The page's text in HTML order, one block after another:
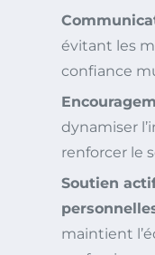
évitant les
confiance
dynamiser
renforcer le
Soutien
maintient